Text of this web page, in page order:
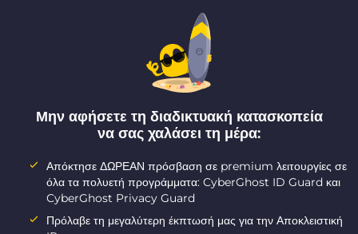
Μην αφήσετε τη διαδικτυακή κατασκοπεία
να σας χαλάσει τη μέρα:
Απόκτησε ΔΩΡΕΑΝ πρόσβαση σε premium λειτουργίες σε
όλα τα πολυετή προγράμματα: CyberGhost ID Guard και
CyberGhost Privacy Guard
Πρόλαβε τη μεγαλύτερη έκπτωσή μας για την Αποκλειστική